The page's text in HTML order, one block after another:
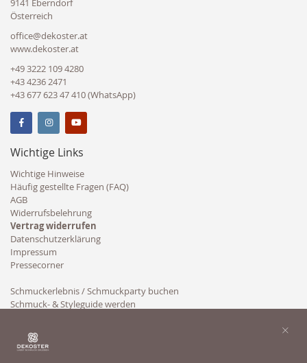
9141 Eberndorf
Österreich
office@dekoster.at
www.dekoster.at
+49 3222 109 4280
+43 4236 2471
+43 677 623 47 410 (WhatsApp)
Wichtige Links
Wichtige Hinweise
Häufig gestellte Fragen (FAQ)
AGB
Widerrufsbelehrung
Vertrag widerrufen
Datenschutzerklärung
Impressum
Pressecorner
Schmuckerlebnis / Schmuckparty buchen
Schmuck- & Styleguide werden
×